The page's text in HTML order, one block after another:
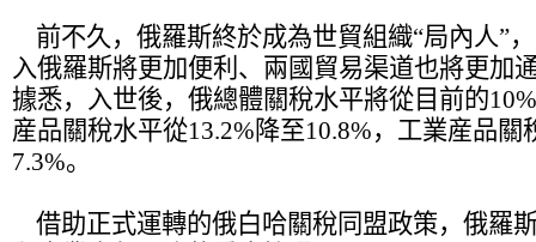
前不久，俄羅斯終於成為世貿組織“局內人”
入俄羅斯將更加便利、兩國貿易渠道也將更加
據悉，入世後，俄總體關稅水平將從目前的
産品關稅水平從13.2%降至10.8%，工業産品關
7.3%。
借助正式運轉的俄白哈關稅同盟政策，俄羅